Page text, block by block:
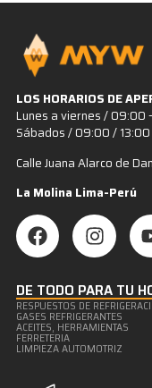
LOS HORARIOS DE
Lunes a viernes / 09:00
Sábados / 09:00 / 13:00
Calle Juana Alarco de
La Molina Lima-Perú
DE TODO PARA TU
RESPUESTOS DE
GASES REFRIGERANTES
ACEITES, HERRAMIENTAS
FERRETERIA
LIMPIEZA AUTOMOTRIZ